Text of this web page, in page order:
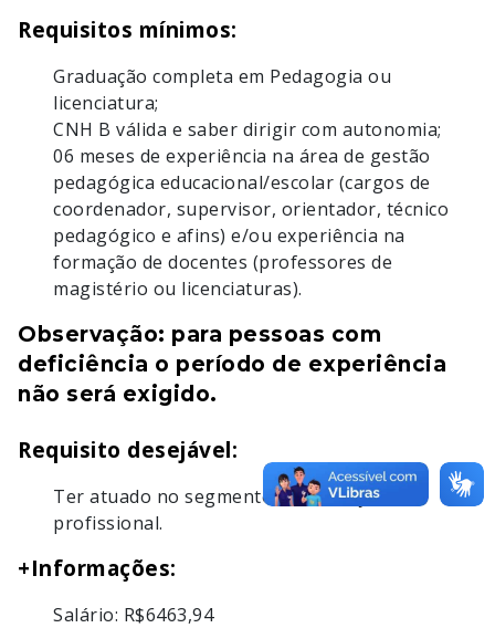
Requisitos mínimos:
Graduação completa em Pedagogia ou
licenciatura;
CNH B válida e saber dirigir com autonomia;
06 meses de experiência na área de gestão
pedagógica educacional/escolar (cargos de
coordenador, supervisor, orientador, técnico
pedagógico e afins) e/ou experiência na
formação de docentes (professores de
magistério ou licenciaturas).
Observação: para pessoas com
deficiência o período de experiência
não será exigido.
Requisito desejável:
Ter atuado no segmento da educação
profissional.
+Informações:
Salário: R$6463,94